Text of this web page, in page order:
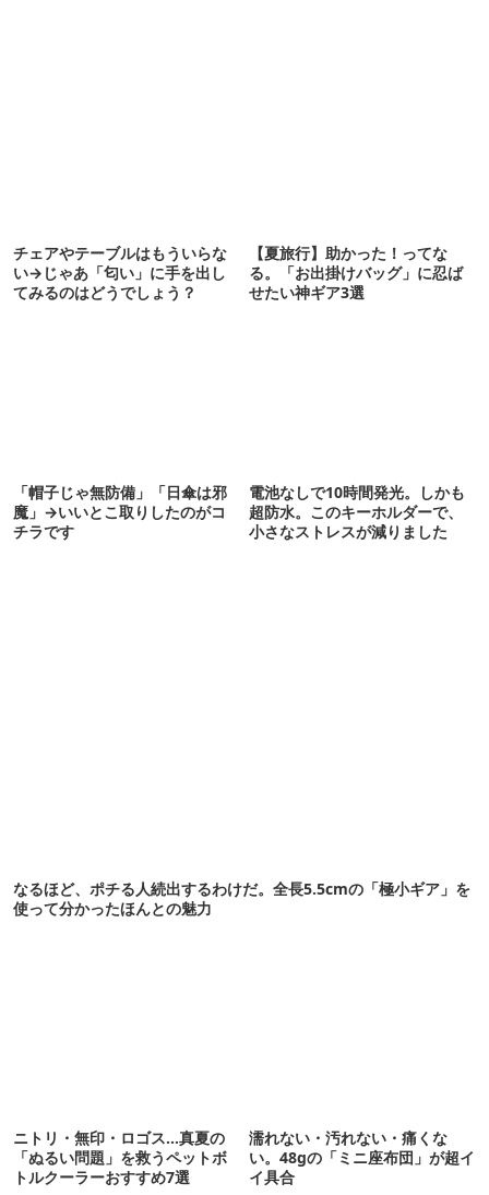
チェアやテーブルはもういらな
い→じゃあ「匂い」に手を出し
てみるのはどうでしょう？
【夏旅行】助かった！ってな
る。「お出掛けバッグ」に忍ば
せたい神ギア3選
「帽子じゃ無防備」「日傘は邪
魔」→いいとこ取りしたのがコ
チラです
電池なしで10時間発光。しかも
超防水。このキーホルダーで、
小さなストレスが減りました
なるほど、ポチる人続出するわけだ。全長5.5cmの「極小ギア」を
使って分かったほんとの魅力
ニトリ・無印・ロゴス…真夏の
「ぬるい問題」を救うペットボ
トルクーラーおすすめ7選
濡れない・汚れない・痛くな
い。48gの「ミニ座布団」が超イ
イ具合